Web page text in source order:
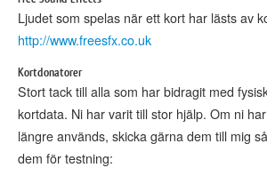
Ljudet som spelas när ett kort har lästs av
http://www.freesfx.co.uk
Kortdonatorer
Stort tack till alla som har bidragit med
kortdata. Ni har varit till stor hjälp. Om ni
längre används, skicka gärna dem till mig
dem för testning: